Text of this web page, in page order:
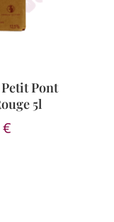
Petit Pont
5l
€